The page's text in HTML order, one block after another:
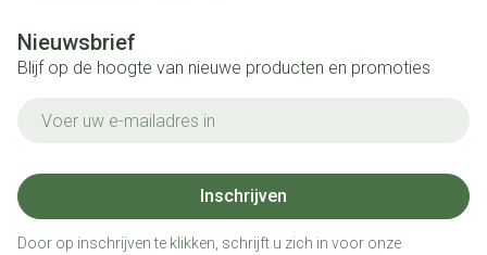
Nieuwsbrief
Blijf op de hoogte van nieuwe producten en promoties
Inschrijven
Door op inschrijven te klikken, schrijft u zich in voor onze